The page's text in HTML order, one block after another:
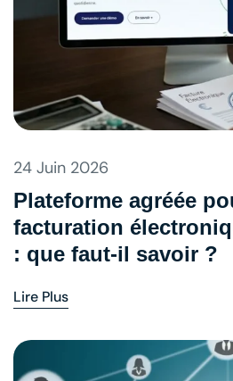
24 Juin 2026
Plateforme agréée
facturation
: que faut-il savoir ?
Lire Plus